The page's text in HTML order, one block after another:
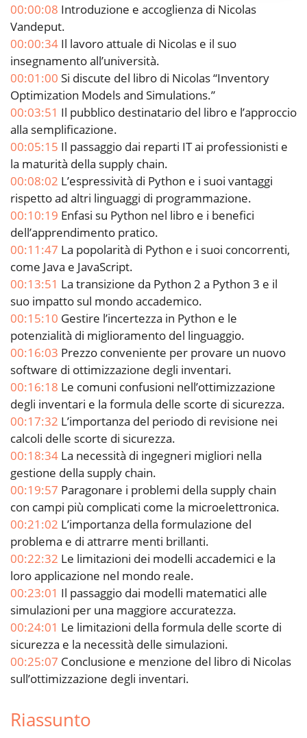
00:00:08 Introduzione e accoglienza di Nicolas
Vandeput.
00:00:34 Il lavoro attuale di Nicolas e il suo
insegnamento all’università.
00:01:00 Si discute del libro di Nicolas “Inventory
Optimization Models and Simulations.”
00:03:51 Il pubblico destinatario del libro e l’approccio
alla semplificazione.
00:05:15 Il passaggio dai reparti IT ai professionisti e
la maturità della supply chain.
00:08:02 L’espressività di Python e i suoi vantaggi
rispetto ad altri linguaggi di programmazione.
00:10:19 Enfasi su Python nel libro e i benefici
dell’apprendimento pratico.
00:11:47 La popolarità di Python e i suoi concorrenti,
come Java e JavaScript.
00:13:51 La transizione da Python 2 a Python 3 e il
suo impatto sul mondo accademico.
00:15:10 Gestire l’incertezza in Python e le
potenzialità di miglioramento del linguaggio.
00:16:03 Prezzo conveniente per provare un nuovo
software di ottimizzazione degli inventari.
00:16:18 Le comuni confusioni nell’ottimizzazione
degli inventari e la formula delle scorte di sicurezza.
00:17:32 L’importanza del periodo di revisione nei
calcoli delle scorte di sicurezza.
00:18:34 La necessità di ingegneri migliori nella
gestione della supply chain.
00:19:57 Paragonare i problemi della supply chain
con campi più complicati come la microelettronica.
00:21:02 L’importanza della formulazione del
problema e di attrarre menti brillanti.
00:22:32 Le limitazioni dei modelli accademici e la
loro applicazione nel mondo reale.
00:23:01 Il passaggio dai modelli matematici alle
simulazioni per una maggiore accuratezza.
00:24:01 Le limitazioni della formula delle scorte di
sicurezza e la necessità delle simulazioni.
00:25:07 Conclusione e menzione del libro di Nicolas
sull’ottimizzazione degli inventari.
Riassunto